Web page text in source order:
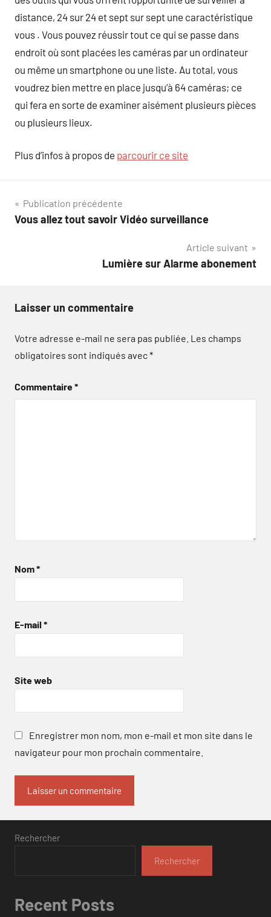
distance, 24 sur 24 et sept sur sept une caractéristique
vous . Vous pouvez réussir tout ce qui se passe dans
endroit où sont placées les caméras par un ordinateur
ou même un smartphone ou une liste. Au total, vous
voudrez bien mettre en place jusqu’à 64 caméras; ce
qui fera en sorte de examiner aisément plusieurs pièces
ou plusieurs lieux.
Plus d’infos à propos de parcourir ce site
Navigation
de
Publication précédente
Vous allez tout savoir Vidéo surveillance
Article suivant
Lumière sur Alarme abonement
Laisser un commentaire
Votre adresse e-mail ne sera pas publiée. Les champs
obligatoires sont indiqués avec*
Commentaire*
Nom*
E-mail *
Site web
Enregistrer mon nom, mon e-mail et mon site dans le
navigateur pour mon prochain commentaire.
Rechercher
Rechercher
Recent Posts